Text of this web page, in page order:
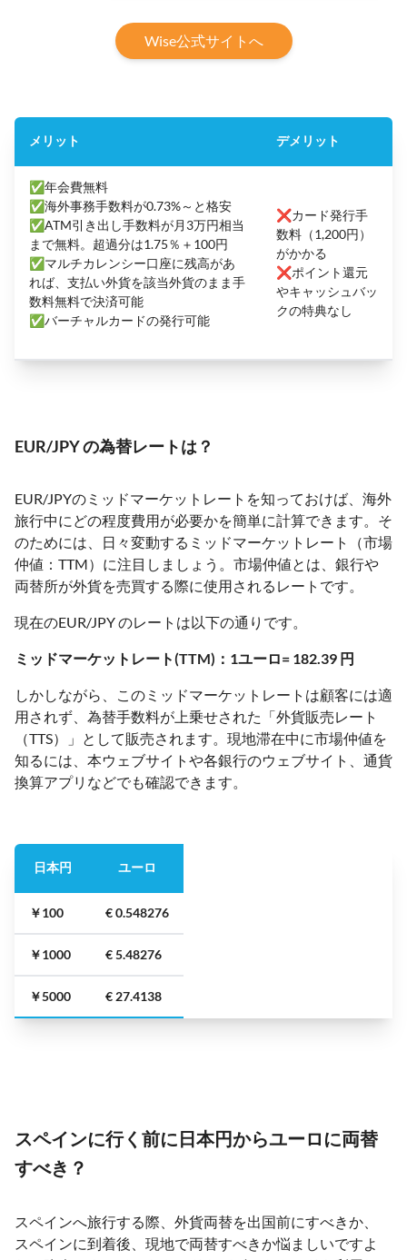
Wise公式サイトへ
メリット デメリット
✅年会費無料
✅海外事務手数料が0.73%～と格安
✅ATM引き出し手数料が月3万円相当
まで無料。超過分は1.75％＋100円
✅マルチカレンシー口座に残高があ
れば、支払い外貨を該当外貨のまま手
数料無料で決済可能
✅バーチャルカードの発行可能
❌カード発行手
数料（1,200円）
がかかる
❌ポイント還元
やキャッシュバッ
クの特典なし
EUR/JPY の為替レートは？
EUR/JPYのミッドマーケットレートを知っておけば、海外
旅行中にどの程度費用が必要かを簡単に計算できます。そ
のためには、日々変動するミッドマーケットレート（市場
仲値：TTM）に注目しましょう。市場仲値とは、銀行や
両替所が外貨を売買する際に使用されるレートです。
現在のEUR/JPY のレートは以下の通りです。
ミッドマーケットレート(TTM)：1ユーロ= 182.39 円
しかしながら、このミッドマーケットレートは顧客には適
用されず、為替手数料が上乗せされた「外貨販売レート
（TTS）」として販売されます。現地滞在中に市場仲値を
知るには、本ウェブサイトや各銀行のウェブサイト、通貨
換算アプリなどでも確認できます。
日本円 ユーロ
￥100 € 0.548276
￥1000 € 5.48276
￥5000 € 27.4138
スペインに行く前に日本円からユーロに両替
すべき？
スペインへ旅行する際、外貨両替を出国前にすべきか、
スペインに到着後、現地で両替すべきか悩ましいですよ